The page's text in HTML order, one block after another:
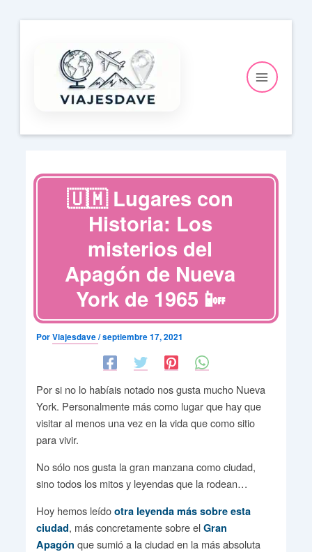
contenido
🇺🇲 Lugares con
Historia: Los
misterios del
Apagón de Nueva
York de 1965 📴
PorViajesdave/septiembre 17, 2021
Por si no lo habíais notado nos gusta mucho Nueva
York. Personalmente más como lugar que hay que
visitar al menos una vez en la vida que como sitio
para vivir.
No sólo nos gusta la gran manzana como ciudad,
sino todos los mitos y leyendas que la rodean…
Hoy hemos leído otra leyenda más sobre esta
ciudad, más concretamente sobre el Gran
Apagón que sumió a la ciudad en la más absoluta